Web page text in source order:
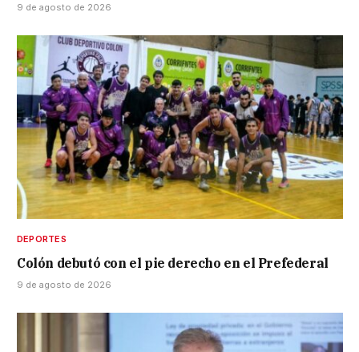
9 de agosto de 2026
DEPORTES
Colón debutó con el pie derecho en el Prefederal
9 de agosto de 2026